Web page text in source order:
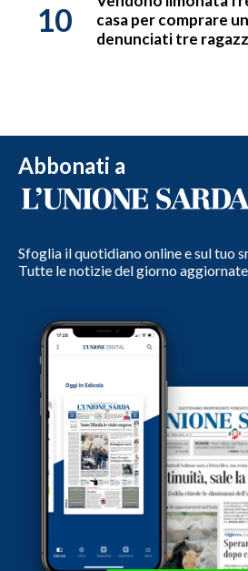
10
casa per comprare
denunciati tre
Abbonati a
Sfoglia il quotidiano online e sul tuo
Tutte le notizie del giorno